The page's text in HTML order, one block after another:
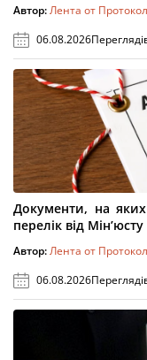
Автор:Лента от
06.08.2026
Документи, на яких
перелік від Мін’юсту
Автор:Лента от
06.08.2026